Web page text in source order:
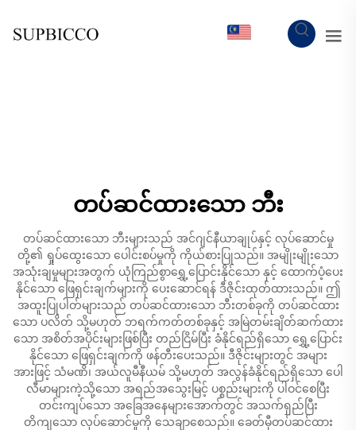
တပ်ဆင်ထားသော ဘီး
တပ်ဆင်ထားသော ဘီးများသည် အင်ဂျင်နီယာချုပ်နှင့် လုပ်ဆောင်မှု
တို့၏ ရှုပ်ထွေးသော ပေါင်းစပ်မှုကို ကိုယ်စားပြုသည်။ အမျိုးမျိုးသော
အသုံးချမှုများအတွက် ယုံကြည်စွာရွှေ့ပြောင်းနိုင်သော နှင့် ထောက်ပံ့ပေး
နိုင်သော ဖြေရှင်းချက်များကို ပေးဆောင်ရန် ဒီဇိုင်းထုတ်ထားသည်။ ဤ
အထူးပြုပါတ်များသည် တပ်ဆင်ထားသော ဘီးတစ်ခုကို တပ်ဆင်ထား
သော ပလိတ် သို့မဟုတ် ဘရက်ကတ်တစ်ခုနှင့် အမြဲတမ်းချိတ်ဆက်ထား
သော အစိတ်အပိုင်းများဖြစ်ပြီး တည်ငြိမ်ပြီး ခံနိုင်ရည်ရှိသော ရွှေ့ပြောင်း
နိုင်သော ဖြေရှင်းချက်ကို ဖန်တီးပေးသည်။ ဒီဇိုင်းများတွင် အများ
အားဖြင့် သံမဏိ၊ အယ်လူမီနီယမ် သို့မဟုတ် အလွန်ခံနိုင်ရည်ရှိသော ပေါ
လီမာများကဲ့သို့သော အရည်အသွေးမြင့် ပစ္စည်းများကို ပါဝင်စေပြီး
တင်းကျပ်သော အခြေအနေများအောက်တွင် အသက်ရှည်ပြီး
တိကျသော လုပ်ဆောင်မှုကို သေချာစေသည်။ ခေတ်မှီတပ်ဆင်ထား